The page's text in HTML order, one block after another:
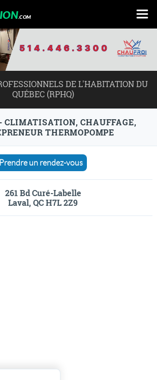
.COM
DE L'HABITATION DU
QUÉBEC (RPHQ)
CLIMATISATION, CHAUFFAGE,
THERMOPOMPE
Prendre un rendez-vous
261 Bd Curé-Labelle
Laval, QC H7L 2Z9